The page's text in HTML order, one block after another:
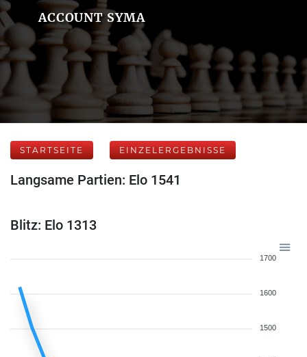
ACCOUNT SYMA
STARTSEITE EINZELERGEBNISSE
Langsame Partien: Elo 1541
Blitz: Elo 1313
1700
1600
1500